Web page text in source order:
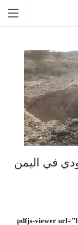
في اليمن
[pdfjs-viewer